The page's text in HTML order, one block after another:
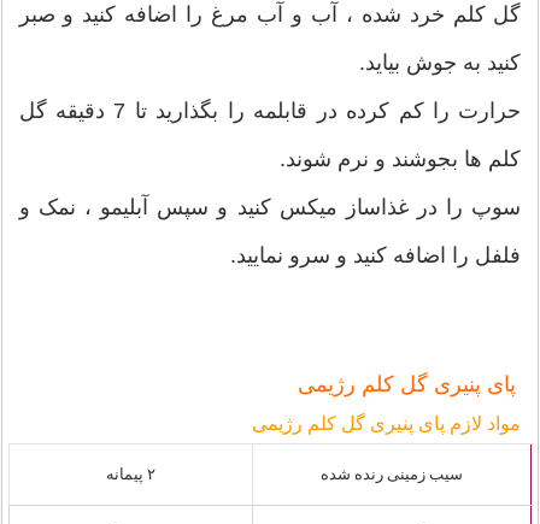
گل کلم خرد شده ، آب و آب مرغ را اضافه کنید و صبر
کنید به جوش بیاید.
حرارت را کم کرده در قابلمه را بگذارید تا 7 دقیقه گل
کلم ها بجوشند و نرم شوند.
سوپ را در غذاساز میکس کنید و سپس آبلیمو ، نمک و
فلفل را اضافه کنید و سرو نمایید.
پای پنیری گل کلم رژیمی
مواد لازم پای پنیری گل کلم رژیمی
سیب زمینی رنده شده ۲ پیمانه